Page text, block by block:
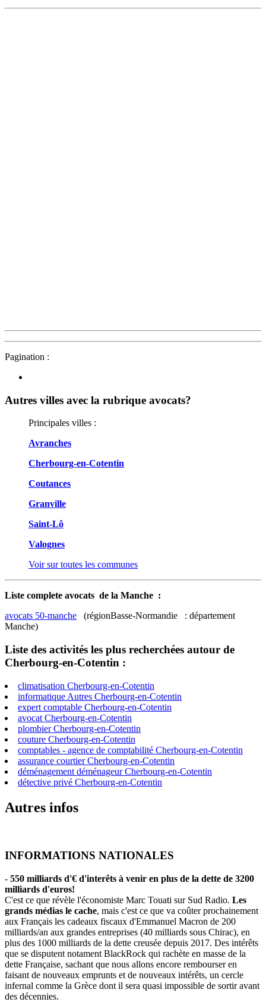
Pagination :
Autres villes avec la rubrique avocats?
Principales villes :
Avranches
Cherbourg-en-Cotentin
Coutances
Granville
Saint-Lô
Valognes
Voir sur toutes les communes
Liste complete avocats de la Manche :
avocats 50-manche (régionBasse-Normandie : département
Manche)
Liste des activités les plus recherchées autour de
Cherbourg-en-Cotentin :
climatisation Cherbourg-en-Cotentin
informatique Autres Cherbourg-en-Cotentin
expert comptable Cherbourg-en-Cotentin
avocat Cherbourg-en-Cotentin
plombier Cherbourg-en-Cotentin
couture Cherbourg-en-Cotentin
comptables - agence de comptabilité Cherbourg-en-Cotentin
assurance courtier Cherbourg-en-Cotentin
déménagement déménageur Cherbourg-en-Cotentin
détective privé Cherbourg-en-Cotentin
Autres infos
INFORMATIONS NATIONALES
- 550 milliards d'€ d'interêts à venir en plus de la dette de 3200
milliards d'euros!
C'est ce que révèle l'économiste Marc Touati sur Sud Radio. Les
grands médias le cache, mais c'est ce que va coûter prochainement
aux Français les cadeaux fiscaux d'Emmanuel Macron de 200
milliards/an aux grandes entreprises (40 milliards sous Chirac), en
plus des 1000 milliards de la dette creusée depuis 2017. Des intérêts
que se disputent notament BlackRock qui rachète en masse de la
dette Française, sachant que nous allons encore rembourser en
faisant de nouveaux emprunts et de nouveaux intérêts, un cercle
infernal comme la Grèce dont il sera quasi impossible de sortir avant
des décennies.